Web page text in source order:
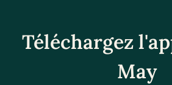
Téléchargez
May